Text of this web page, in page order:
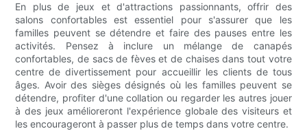
En plus de jeux et d'attractions passionnants, offrir des
salons confortables est essentiel pour s'assurer que les
familles peuvent se détendre et faire des pauses entre les
activités. Pensez à inclure un mélange de canapés
confortables, de sacs de fèves et de chaises dans tout votre
centre de divertissement pour accueillir les clients de tous
âges. Avoir des sièges désignés où les familles peuvent se
détendre, profiter d'une collation ou regarder les autres jouer
à des jeux amélioreront l'expérience globale des visiteurs et
les encourageront à passer plus de temps dans votre centre.